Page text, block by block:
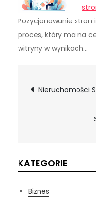
Pozycjonowanie stron
proces, który ma na
witryny w wynikach…
Nieruchomości
KATEGORIE
Biznes